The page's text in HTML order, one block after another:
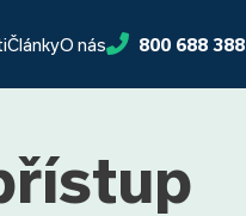
ČlánkyO nás 800 688 388